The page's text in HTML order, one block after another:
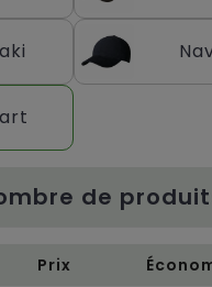
de
Prix